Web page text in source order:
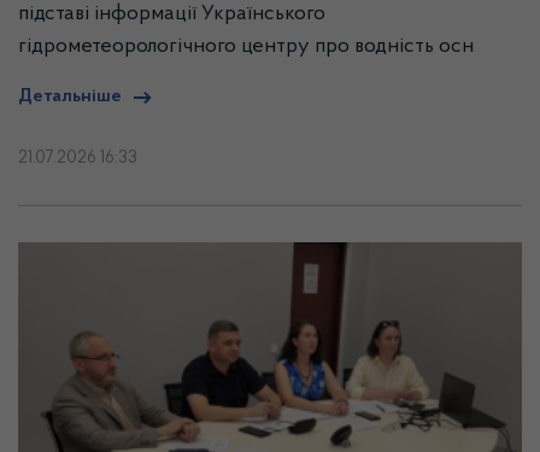
21.07.2026 16:33
підставі інформації Українського
гідрометеорологічного центру про водність осн
Детальніше